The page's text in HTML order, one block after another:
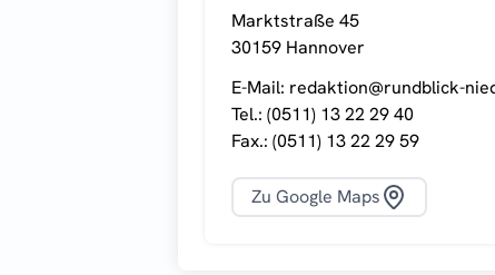
Marktstraße 45
30159 Hannover
E-Mail: redaktion@rundblick-
Tel.: (0511) 13 22 29 40
Fax.: (0511) 13 22 29 59
Zu Google Maps